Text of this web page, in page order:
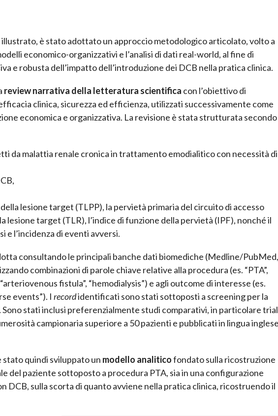
è stato adottato un approccio metodologico articolato, volto a
economico-organizzativi e l’analisi di dati real-world, al fine di
e robusta dell’impatto dell’introduzione dei DCB nella pratica clinica.
review narrativa della letteratura scientifica con l’obiettivo di
clinica, sicurezza ed efficienza, utilizzati successivamente come
economica e organizzativa. La revisione è stata strutturata secondo
da malattia renale cronica in trattamento emodialitico con necessità di
lesione target (TLPP), la pervietà primaria del circuito di accesso
lesione target (TLR), l’indice di funzione della pervietà (IPF), nonché il
l’incidenza di eventi avversi.
consultando le principali banche dati biomediche (Medline/PubMed,
combinazioni di parole chiave relative alla procedura (es. “PTA”,
fistula”, “hemodialysis”) e agli outcome di interesse (es.
events”). I recordidentificati sono stati sottoposti a screening per la
stati inclusi preferenzialmente studi comparativi, in particolare trial
campionaria superiore a 50 pazienti e pubblicati in lingua
stato quindi sviluppato un modello analiticofondato sulla ricostruzione
del paziente sottoposto a procedura PTA, sia in una configurazione
DCB, sulla scorta di quanto avviene nella pratica clinica, ricostruendo il